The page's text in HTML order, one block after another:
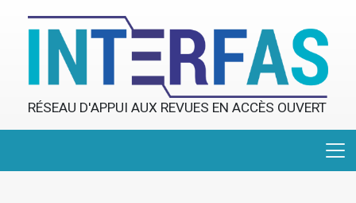
RÉSEAU D'APPUI AUX REVUES EN ACCÈS OUVERT